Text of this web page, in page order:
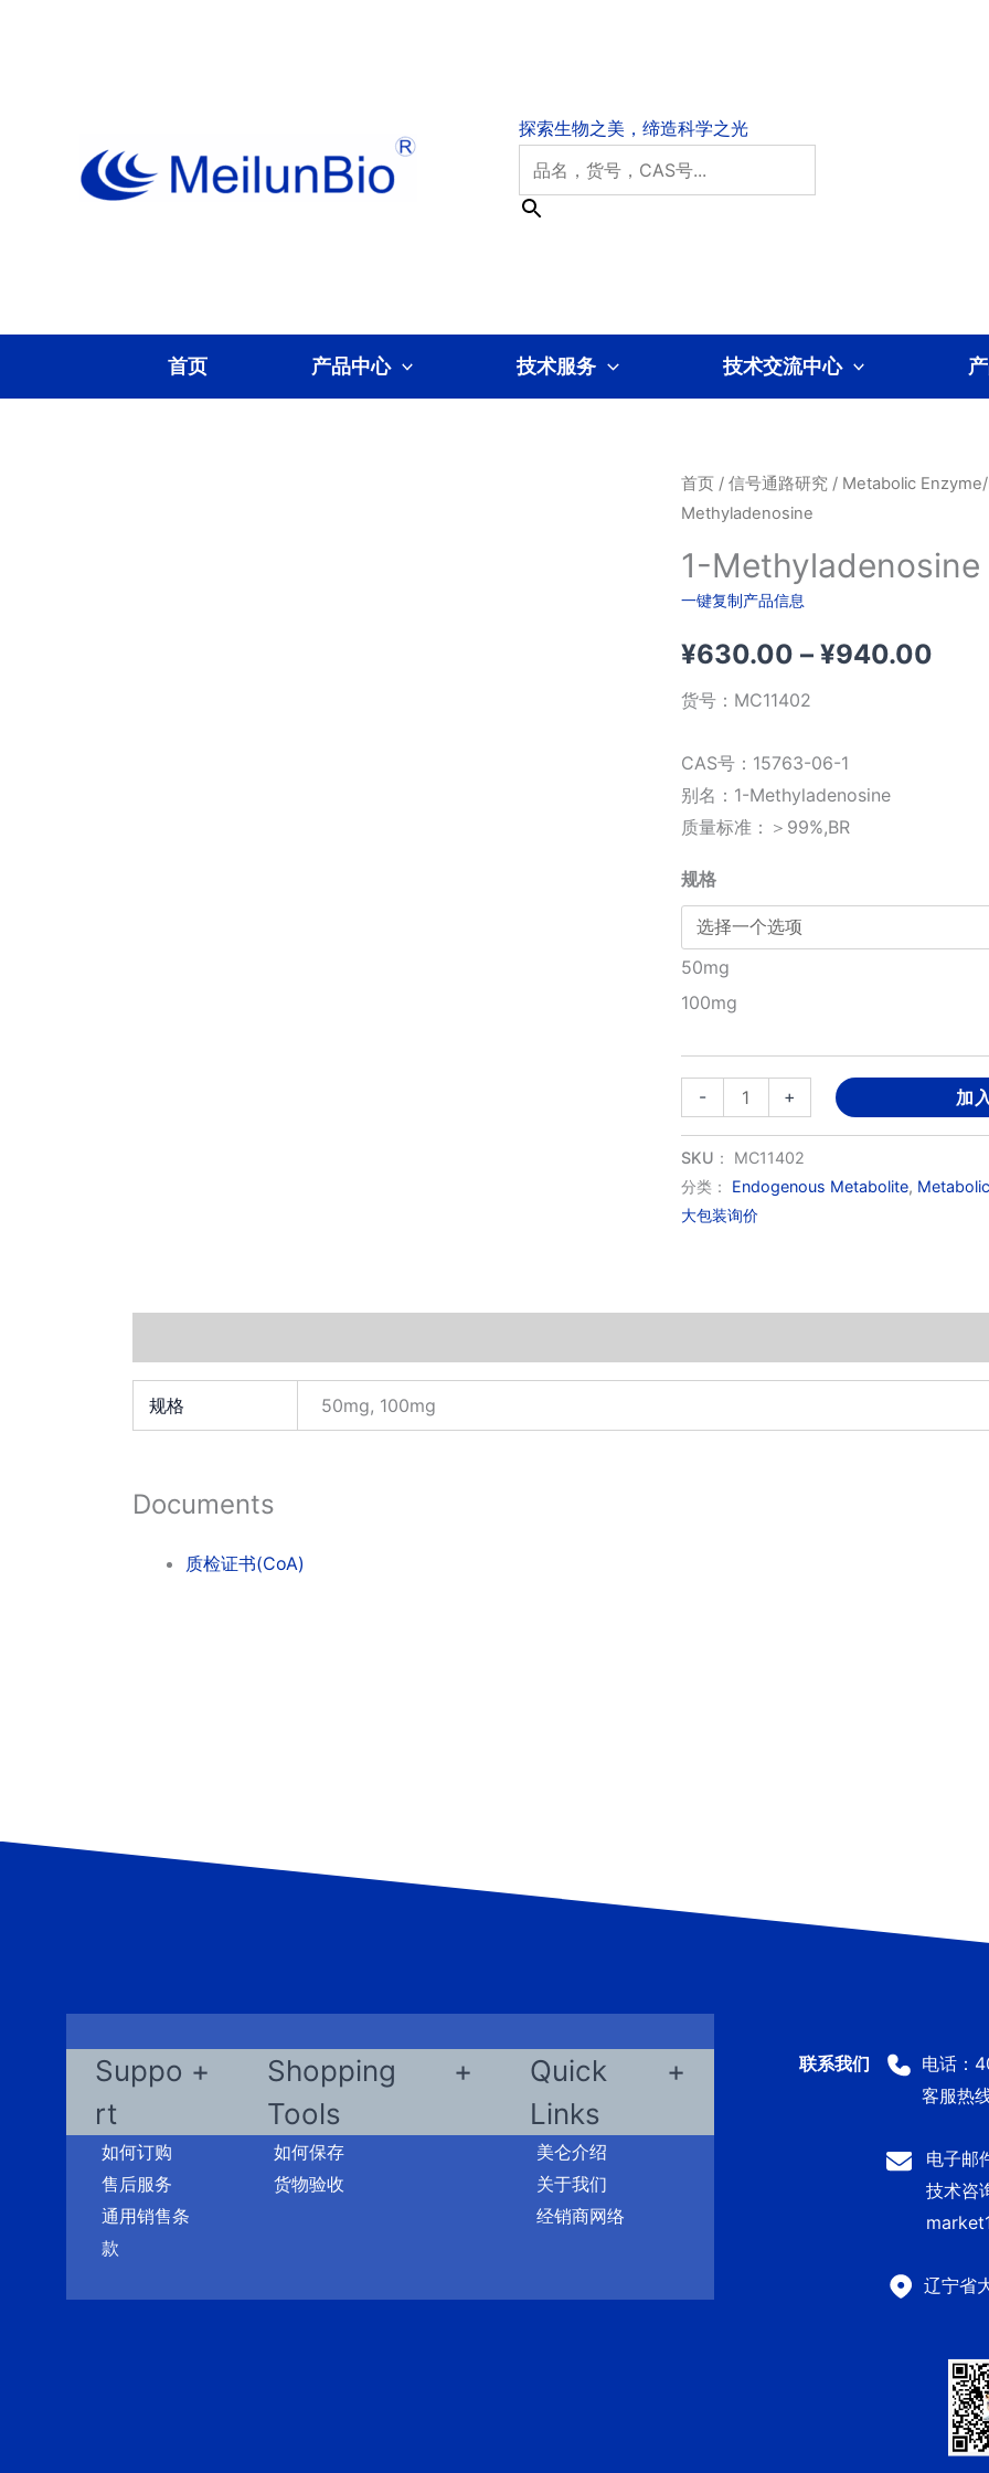
首页 产品中心 技术服务 技术交流中心
首页/ 信号通路研究/ Metabolic
Methyladenosine
1-Methyladenosine
一键复制产品信息
¥630.00 – ¥940.00价
货号： MC11402
CAS号：15763-06-1
别名：1-Methyladenosine
质量标准：＞99%,BR
规格
50mg
100mg
-
Methyladenosine
数
量
+ 加
SKU： MC11402
分类： Endogenous Metabolite,
大包装询价
规格 50mg, 100mg
Documents
质检证书(CoA)
Suppo
rt
如何订购
售后服务
通用销售条
款
Shopping
Tools
如何保存
货物验收
Quick
Links
美仑介绍
关于我们
经销商网络
电话：
客服热
电子邮
技术咨
辽宁省